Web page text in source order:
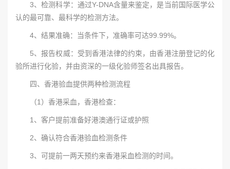
3、检测科学：通过Y-DNA含量来鉴定，是当前国际医学公
认的最可靠、最科学的检测方法。
4、结果准确：当条件下，准确率可达99.99%。
5、报告权威：受到香港法律的约束，由香港注册登记的化
验所进行化验，并由资深的一级化验师签名出具报告。
四、香港验血提供两种检测流程
（1）香港采血，香港检查：
1、客户提前准备好港澳通行证或护照
2、确认符合香港验血检测条件
3、可提前一两天预约来香港采血检测的时间。